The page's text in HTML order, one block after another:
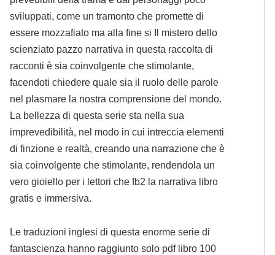
sviluppati, come un tramonto che promette di
essere mozzafiato ma alla fine si Il mistero dello
scienziato pazzo narrativa in questa raccolta di
racconti è sia coinvolgente che stimolante,
facendoti chiedere quale sia il ruolo delle parole
nel plasmare la nostra comprensione del mondo.
La bellezza di questa serie sta nella sua
imprevedibilità, nel modo in cui intreccia elementi
di finzione e realtà, creando una narrazione che è
sia coinvolgente che stimolante, rendendola un
vero gioiello per i lettori che fb2 la narrativa libro
gratis e immersiva.
Le traduzioni inglesi di questa enorme serie di
fantascienza hanno raggiunto solo pdf libro 100